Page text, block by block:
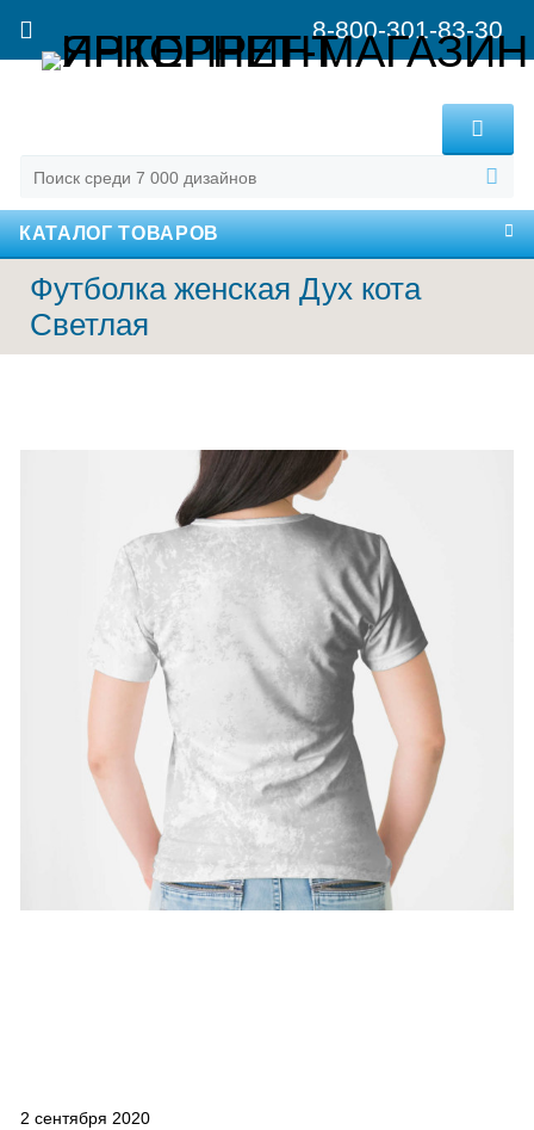
8-800-301-83-30
КАТАЛОГ ТОВАРОВ
Футболка женская Дух кота
Светлая
2 сентября 2020